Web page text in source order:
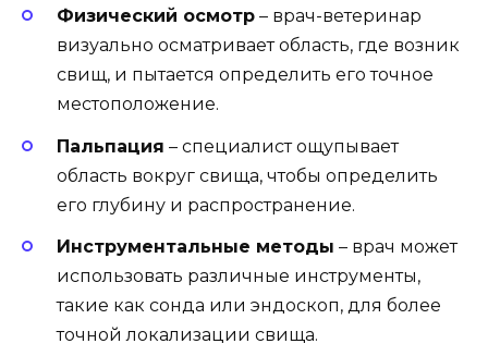
Физический осмотр – врач-ветеринар
визуально осматривает область, где возник
свищ, и пытается определить его точное
местоположение.
Пальпация – специалист ощупывает
область вокруг свища, чтобы определить
его глубину и распространение.
Инструментальные методы – врач может
использовать различные инструменты,
такие как сонда или эндоскоп, для более
точной локализации свища.